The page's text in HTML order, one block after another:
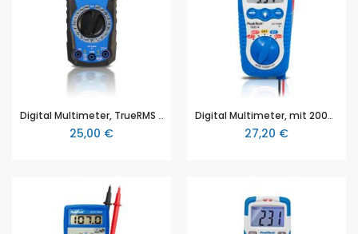
Digital Multimeter, TrueRMS Digital Multimeter 2000 Counts, Man. Range, von PeakTech® (P 1040)
25,00 €
Digital Multimeter, mit 2000 Counts, mit Sicherungsautomatik und LED-Taschenlampe, von PeakTech® (P 1020)
27,20 €